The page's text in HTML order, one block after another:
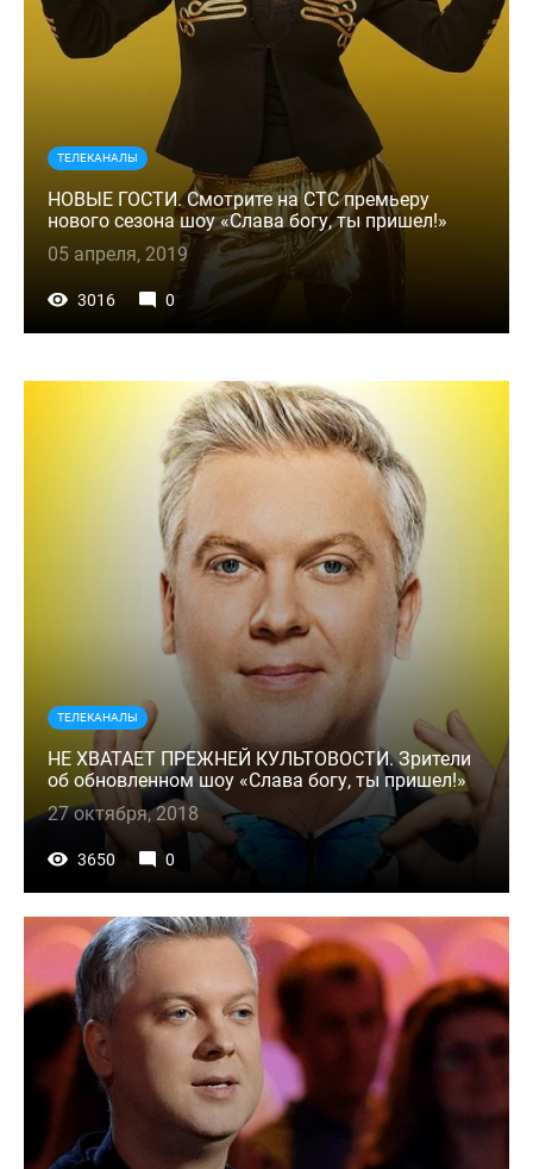
ТЕЛЕКАНАЛЫ
НОВЫЕ ГОСТИ. Смотрите на СТС премьеру
нового сезона шоу «Слава богу, ты пришел!»
05 апреля, 2019
3016 0
ТЕЛЕКАНАЛЫ
НЕ ХВАТАЕТ ПРЕЖНЕЙ КУЛЬТОВОСТИ. Зрители
об обновленном шоу «Слава богу, ты пришел!»
27 октября, 2018
3650 0